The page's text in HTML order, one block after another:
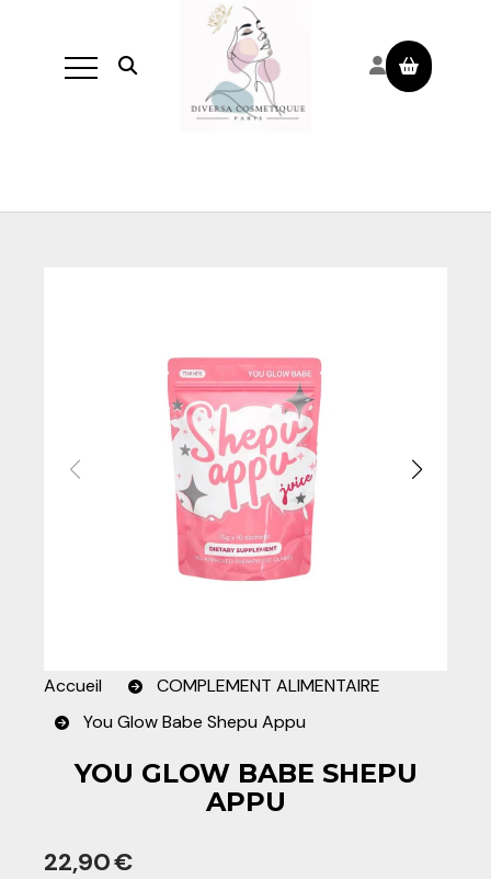
Ouvrir la recherche
Accueil
COMPLEMENT ALIMENTAIRE
You Glow Babe Shepu Appu
YOU GLOW BABE SHEPU
APPU
22,90€
Panneau de gestion des cookies